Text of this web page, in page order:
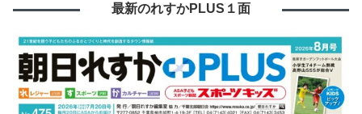
最新のれすかPLUS１面